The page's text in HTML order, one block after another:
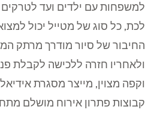
למשפחות עם ילדים ועד לטרקים
לכת, כל סוג של מטייל יכול
החיבור של סיור מודרך מרתק
ולאחריו חזרה ללכישה לקבלת
וקפה מצוין, מייצר מסגרת
קבוצות פתרון אירוח מושלם